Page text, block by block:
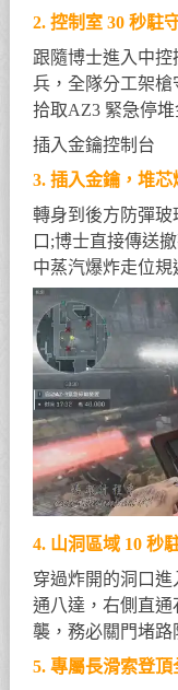
2. 控制室 30 秒駐
跟隨博士進入中
兵，全隊分工架槍
拾取AZ3 緊急停堆
插入金鑰控制台
3. 插入金鑰，堆
轉身到後方防彈
口;博士直接傳送
中蒸汽爆炸走位規
4. 山洞區域 10 秒
穿過炸開的洞口進
通八達，右側直
襲，務必關門堵路
5. 專屬長滑索登